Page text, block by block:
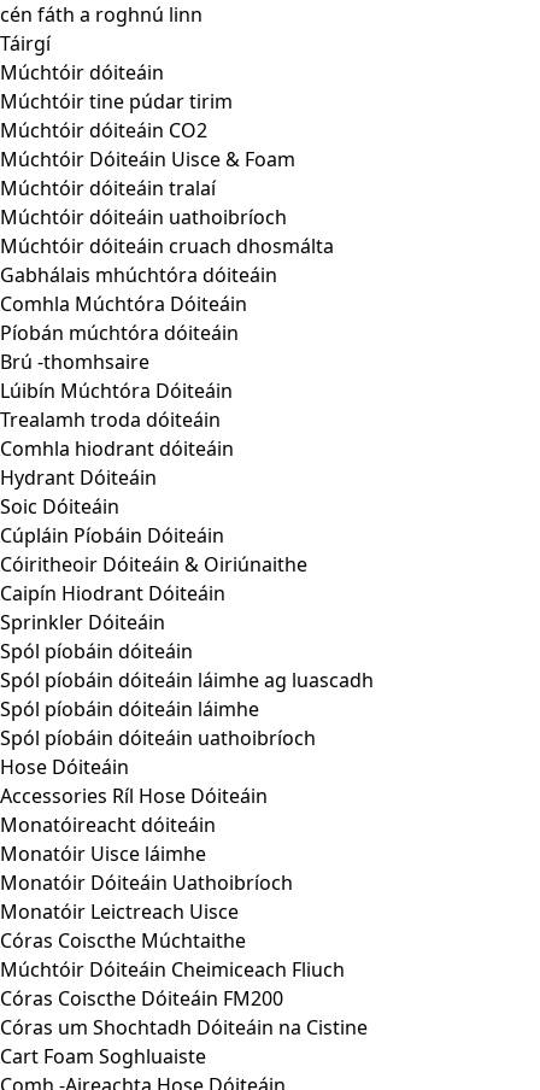
cén fáth a roghnú linn
Táirgí
Múchtóir dóiteáin
Múchtóir tine púdar tirim
Múchtóir dóiteáin CO2
Múchtóir Dóiteáin Uisce & Foam
Múchtóir dóiteáin tralaí
Múchtóir dóiteáin uathoibríoch
Múchtóir dóiteáin cruach dhosmálta
Gabhálais mhúchtóra dóiteáin
Comhla Múchtóra Dóiteáin
Píobán múchtóra dóiteáin
Brú -thomhsaire
Lúibín Múchtóra Dóiteáin
Trealamh troda dóiteáin
Comhla hiodrant dóiteáin
Hydrant Dóiteáin
Soic Dóiteáin
Cúpláin Píobáin Dóiteáin
Cóiritheoir Dóiteáin & Oiriúnaithe
Caipín Hiodrant Dóiteáin
Sprinkler Dóiteáin
Spól píobáin dóiteáin
Spól píobáin dóiteáin láimhe ag luascadh
Spól píobáin dóiteáin láimhe
Spól píobáin dóiteáin uathoibríoch
Hose Dóiteáin
Accessories Ríl Hose Dóiteáin
Monatóireacht dóiteáin
Monatóir Uisce láimhe
Monatóir Dóiteáin Uathoibríoch
Monatóir Leictreach Uisce
Córas Coiscthe Múchtaithe
Múchtóir Dóiteáin Cheimiceach Fliuch
Córas Coiscthe Dóiteáin FM200
Córas um Shochtadh Dóiteáin na Cistine
Cart Foam Soghluaiste